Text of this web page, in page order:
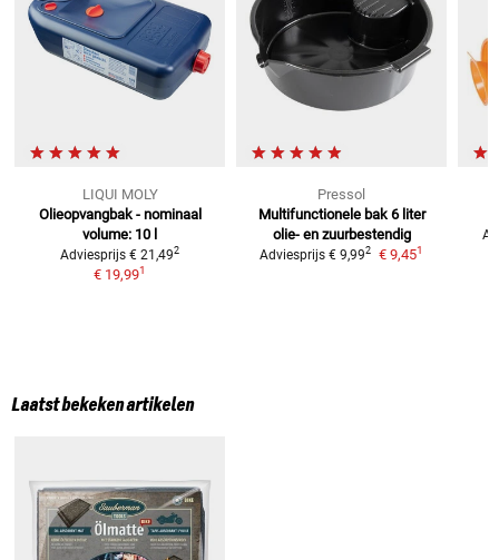
LIQUI MOLY
Olieopvangbak - nominaal
volume: 10 l
Adviesprijs € 21,492
€ 19,991
Pressol
Multifunctionele bak 6 liter
olie- en zuurbestendig
Adviesprijs € 9,992 € 9,451
Laatst bekeken artikelen